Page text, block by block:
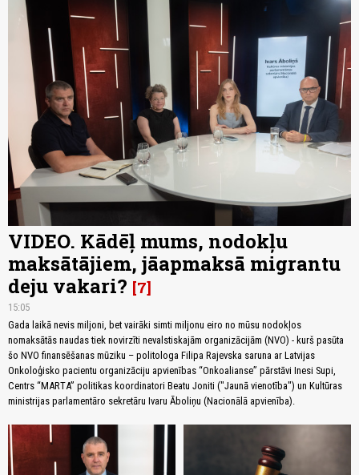
VIDEO. Kādēļ mums, nodokļu
maksātājiem, jāapmaksā migrantu
deju vakari? 7
15:05
Gada laikā nevis miljoni, bet vairāki simti miljonu eiro no mūsu nodokļos
nomaksātās naudas tiek novirzīti nevalstiskajām organizācijām (NVO) - kurš pasūta
šo NVO finansēšanas mūziku – politologa Filipa Rajevska saruna ar Latvijas
Onkoloģisko pacientu organizāciju apvienības “Onkoalianse” pārstāvi Inesi Supi,
Centrs “MARTA” politikas koordinatori Beatu Joniti ("Jaunā vienotība") un Kultūras
ministrijas parlamentāro sekretāru Ivaru Āboliņu (Nacionālā apvienība).